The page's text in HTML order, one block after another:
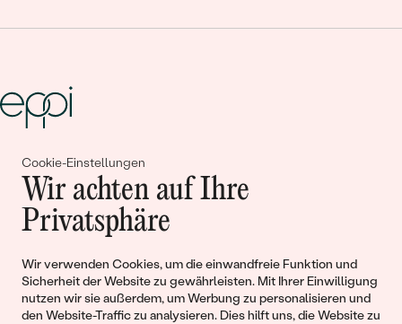
Cookie-Einstellungen
Wir achten auf Ihre
Privatsphäre
Wir verwenden Cookies, um die einwandfreie Funktion und
Sicherheit der Website zu gewährleisten. Mit Ihrer Einwilligung
nutzen wir sie außerdem, um Werbung zu personalisieren und
den Website-Traffic zu analysieren. Dies hilft uns, die Website zu
Gemeinsam erschaffen wir
Geschichten von Schönheit und
Liebe
Begleiten Sie uns!